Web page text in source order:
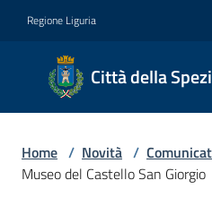
Regione Liguria
Città della
Città
della
Medaglia
Home / Novità /
Museo del Castello San Giorgio